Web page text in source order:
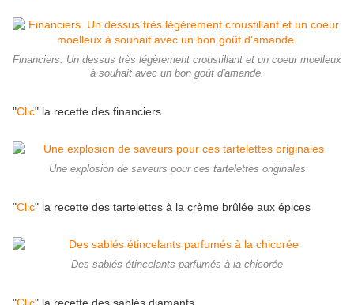
Financiers. Un dessus très légèrement croustillant et un coeur moelleux
à souhait avec un bon goût d'amande.
"Clic" la recette des financiers
Une explosion de saveurs pour ces tartelettes originales
"Clic" la recette des tartelettes à la crème brûlée aux épices
Des sablés étincelants parfumés à la chicorée